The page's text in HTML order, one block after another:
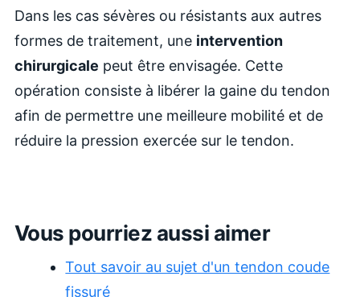
Dans les cas sévères ou résistants aux autres
formes de traitement, une intervention
chirurgicale peut être envisagée. Cette
opération consiste à libérer la gaine du tendon
afin de permettre une meilleure mobilité et de
réduire la pression exercée sur le tendon.
Vous pourriez aussi aimer
Tout savoir au sujet d'un tendon coude
fissuré